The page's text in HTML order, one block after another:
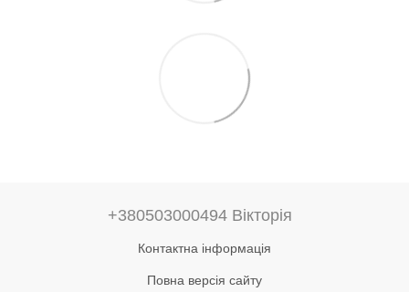
+380503000494 Вікторія
Контактна інформація
Повна версія сайту